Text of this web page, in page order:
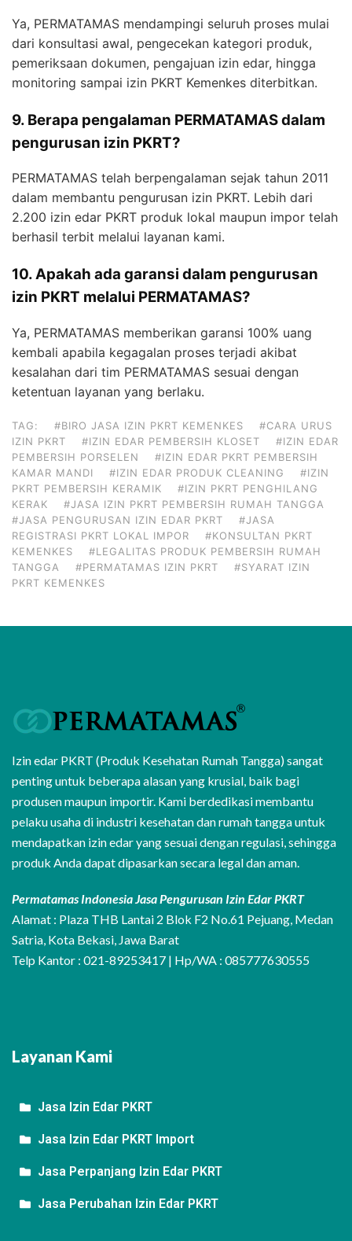
Ya, PERMATAMAS mendampingi seluruh proses mulai
dari konsultasi awal, pengecekan kategori produk,
pemeriksaan dokumen, pengajuan izin edar, hingga
monitoring sampai izin PKRT Kemenkes diterbitkan.
9. Berapa pengalaman PERMATAMAS dalam
pengurusan izin PKRT?
PERMATAMAS telah berpengalaman sejak tahun 2011
dalam membantu pengurusan izin PKRT. Lebih dari
2.200 izin edar PKRT produk lokal maupun impor telah
berhasil terbit melalui layanan kami.
10. Apakah ada garansi dalam pengurusan
izin PKRT melalui PERMATAMAS?
Ya, PERMATAMAS memberikan garansi 100% uang
kembali apabila kegagalan proses terjadi akibat
kesalahan dari tim PERMATAMAS sesuai dengan
ketentuan layanan yang berlaku.
TAG: #BIRO JASA IZIN PKRT KEMENKES
#CARA URUS
IZIN PKRT
#IZIN EDAR PEMBERSIH KLOSET
#IZIN EDAR
PEMBERSIH PORSELEN
#IZIN EDAR PKRT PEMBERSIH
KAMAR MANDI
#IZIN EDAR PRODUK CLEANING
#IZIN
PKRT PEMBERSIH KERAMIK
#IZIN PKRT PENGHILANG
KERAK
#JASA IZIN PKRT PEMBERSIH RUMAH TANGGA
#JASA PENGURUSAN IZIN EDAR PKRT
#JASA
REGISTRASI PKRT LOKAL IMPOR
#KONSULTAN PKRT
KEMENKES
#LEGALITAS PRODUK PEMBERSIH RUMAH
TANGGA
#PERMATAMAS IZIN PKRT
#SYARAT IZIN
PKRT KEMENKES
Izin edar PKRT (Produk Kesehatan Rumah Tangga) sangat
penting untuk beberapa alasan yang krusial, baik bagi
produsen maupun importir. Kami berdedikasi membantu
pelaku usaha di industri kesehatan dan rumah tangga untuk
mendapatkan izin edar yang sesuai dengan regulasi, sehingga
produk Anda dapat dipasarkan secara legal dan aman.
Permatamas Indonesia Jasa Pengurusan Izin Edar PKRT
Alamat : Plaza THB Lantai 2 Blok F2 No.61 Pejuang, Medan
Satria, Kota Bekasi, Jawa Barat
Telp Kantor : 021-89253417 | Hp/WA : 085777630555
Layanan Kami
Jasa Izin Edar PKRT
Jasa Izin Edar PKRT Import
Jasa Perpanjang Izin Edar PKRT
Jasa Perubahan Izin Edar PKRT